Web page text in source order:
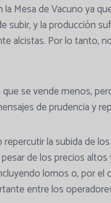
Mesa de Vacuno ya
subir, y la producción
alcistas. Por lo tanto,
se vende menos,
de prudencia y
la subida de
de los precios
lomos o, por
entre los